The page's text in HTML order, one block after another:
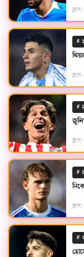
ক্লাব:
#
ক্লাব:
#
ক্লাব:
#
ক্লাব:
#